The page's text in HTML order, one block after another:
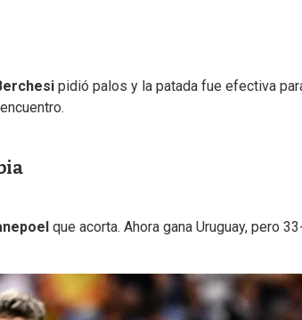
pidió palos y la patada fue efectiva
que acorta. Ahora gana Uruguay, pero